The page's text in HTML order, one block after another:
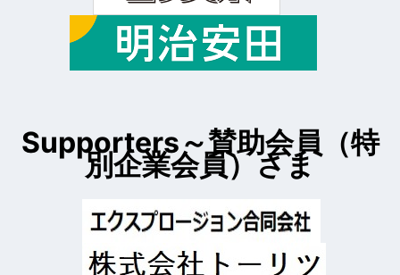
Supporters～賛助会員（特
別企業会員）さま